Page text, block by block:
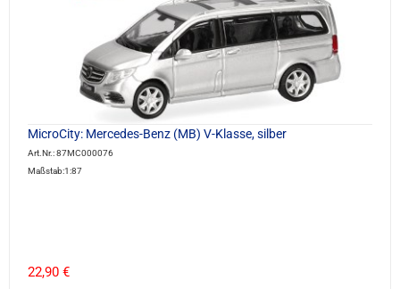
MicroCity: Mercedes-Benz (MB) V-Klasse, silber
Art.Nr.: 87MC000076
Maßstab:1:87
22,90 €